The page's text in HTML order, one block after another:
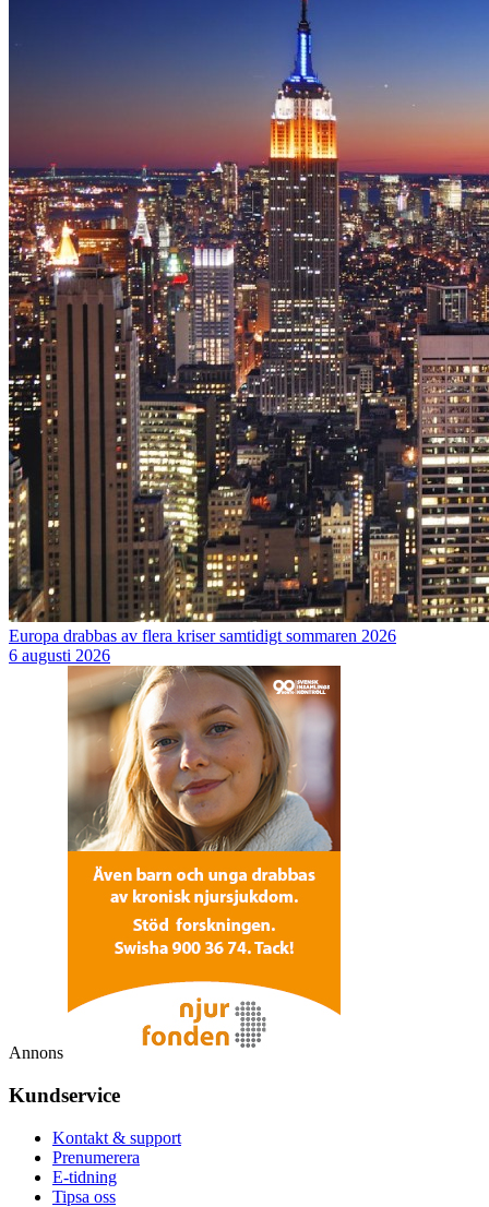
Europa drabbas av flera kriser samtidigt sommaren 2026
6 augusti 2026
Annons
Kundservice
Kontakt & support
Prenumerera
E-tidning
Tipsa oss